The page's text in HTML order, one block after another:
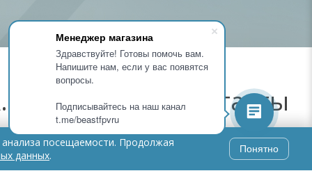
Менеджер магазина
Здравствуйте! Готовы помочь вам.
Напишите нам, если у вас появятся
вопросы.
Подписывайтесь на наш канал
t.me/beastfpvru
Контакты
+7 (495) 487-87-82
посещаемости. Продолжая
данных. Понятно